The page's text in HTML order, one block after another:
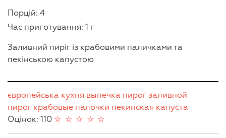
Порцій: 4
Час приготування: 1 г
Заливний пиріг із крабовими паличками та
пекінською капустою
європейська кухня выпечка пирог заливной
пирог крабовые палочки пекинская капуста
Оцінок: 110
☆
☆
☆
☆
☆